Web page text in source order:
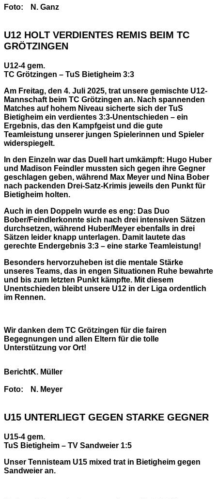
Foto: N. Ganz
U12 HOLT VERDIENTES REMIS BEIM TC
GRÖTZINGEN
U12-4 gem.
TC Grötzingen – TuS Bietigheim 3:3
Am Freitag, den 4. Juli 2025, trat unsere gemischte U12-
Mannschaft beim TC Grötzingen an. Nach spannenden
Matches auf hohem Niveau sicherte sich der TuS
Bietigheim ein verdientes 3:3-Unentschieden – ein
Ergebnis, das den Kampfgeist und die gute
Teamleistung unserer jungen Spielerinnen und Spieler
widerspiegelt.
In den Einzeln war das Duell hart umkämpft: Hugo Huber
und Madison Feindler mussten sich gegen ihre Gegner
geschlagen geben, während Max Meyer und Nina Bober
nach packenden Drei-Satz-Krimis jeweils den Punkt für
Bietigheim holten.
Auch in den Doppeln wurde es eng: Das Duo
Bober/Feindlerkonnte sich nach drei intensiven Sätzen
durchsetzen, während Huber/Meyer ebenfalls in drei
Sätzen leider knapp unterlagen. Damit lautete das
gerechte Endergebnis 3:3 – eine starke Teamleistung!
Besonders hervorzuheben ist die mentale Stärke
unseres Teams, das in engen Situationen Ruhe bewahrte
und bis zum letzten Punkt kämpfte. Mit diesem
Unentschieden bleibt unsere U12 in der Liga ordentlich
im Rennen.
Wir danken dem TC Grötzingen für die fairen
Begegnungen und allen Eltern für die tolle
Unterstützung vor Ort!
Bericht:
Foto:
K. Müller
N. Meyer
U15 UNTERLIEGT GEGEN STARKE GEGNER
U15-4 gem.
TuS Bietigheim – TV Sandweier 1:5
Unser Tennisteam U15 mixed trat in Bietigheim gegen
Sandweier an.